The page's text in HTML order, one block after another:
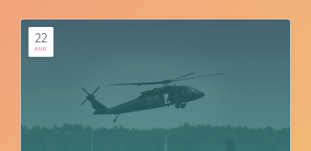
22
AUG